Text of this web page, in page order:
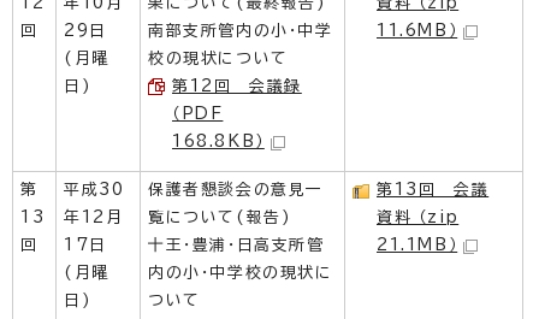
回
29日
(月曜
日)
南部支所管内の小・中学
校の現状について
第12回 会議録
（PDF
168.8KB）
11.6MB）
第
13
回
平成30
年12月
17日
(月曜
日)
保護者懇談会の意見一
覧について(報告)
十王・豊浦・日高支所管
内の小・中学校の現状に
ついて
第13回 会議
資料 （zip
21.1MB）